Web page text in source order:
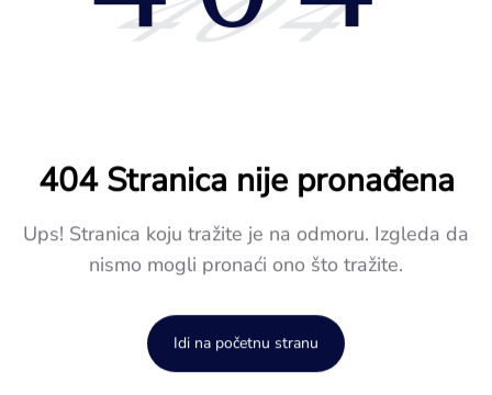
404 Stranica nije pronađena
Ups! Stranica koju tražite je na odmoru. Izgleda da
nismo mogli pronaći ono što tražite.
Idi na početnu stranu